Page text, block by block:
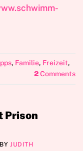
, Familie, Freizeit,
2Comments
Prison
BY JUDITH